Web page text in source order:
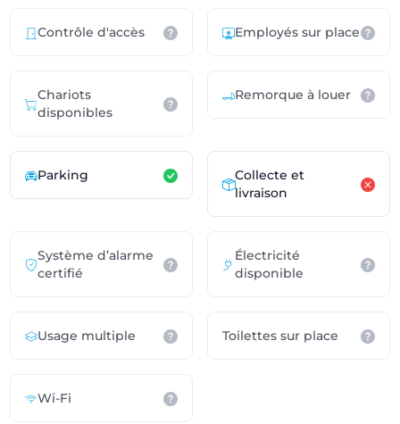
Contrôle d'accès Employés sur place
Chariots
disponibles
Remorque à louer
Parking
Collecte et
livraison
Système d’alarme
certifié
Électricité
disponible
Usage multiple Toilettes sur place
Wi-Fi